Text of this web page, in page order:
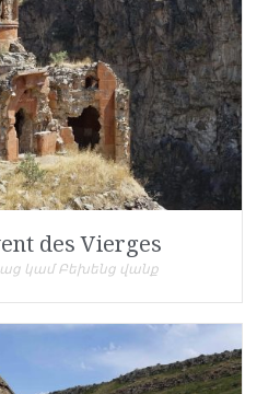
des Vierges
կամ Բեխենց վանք